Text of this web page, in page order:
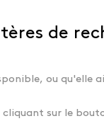
de
ou qu'elle
sur le